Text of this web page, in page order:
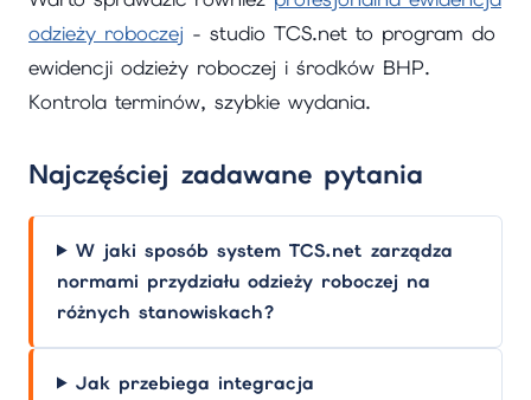
odzieży roboczej - studio TCS.net to program do
ewidencji odzieży roboczej i środków BHP.
Kontrola terminów, szybkie wydania.
Najczęściej zadawane pytania
W jaki sposób system TCS.net zarządza
normami przydziału odzieży roboczej na
różnych stanowiskach?
Jak przebiega integracja